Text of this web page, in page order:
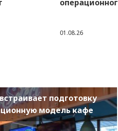
01.08.26
подготовку
модель кафе